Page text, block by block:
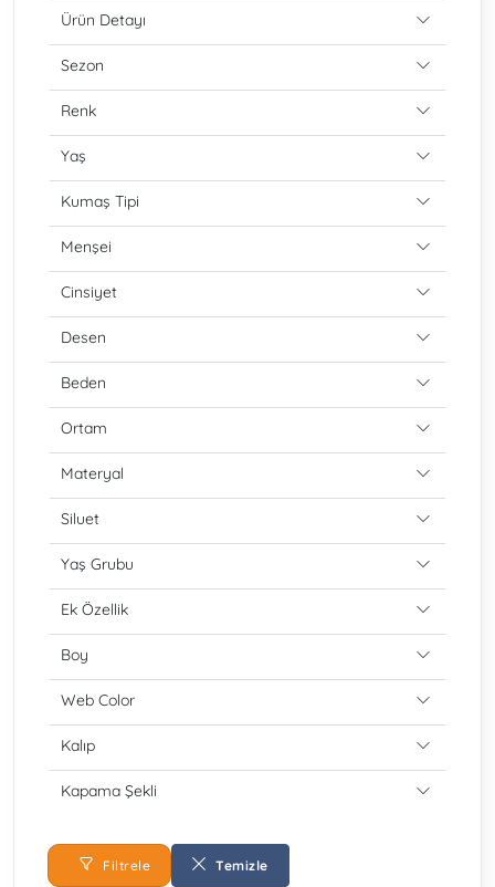
Ürün Detayı
Sezon
Renk
Yaş
Kumaş Tipi
Menşei
Cinsiyet
Desen
Beden
Ortam
Materyal
Siluet
Yaş Grubu
Ek Özellik
Boy
Web Color
Kalıp
Kapama Şekli
Filtrele Temizle